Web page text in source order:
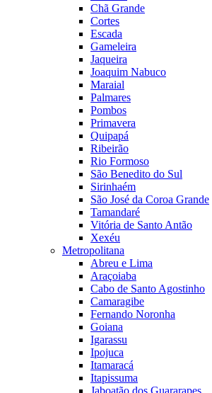
Chã Grande
Cortes
Escada
Gameleira
Jaqueira
Joaquim Nabuco
Maraial
Palmares
Pombos
Primavera
Quipapá
Ribeirão
Rio Formoso
São Benedito do Sul
Sirinhaém
São José da Coroa Grande
Tamandaré
Vitória de Santo Antão
Xexéu
Metropolitana
Abreu e Lima
Araçoiaba
Cabo de Santo Agostinho
Camaragibe
Fernando Noronha
Goiana
Igarassu
Ipojuca
Itamaracá
Itapissuma